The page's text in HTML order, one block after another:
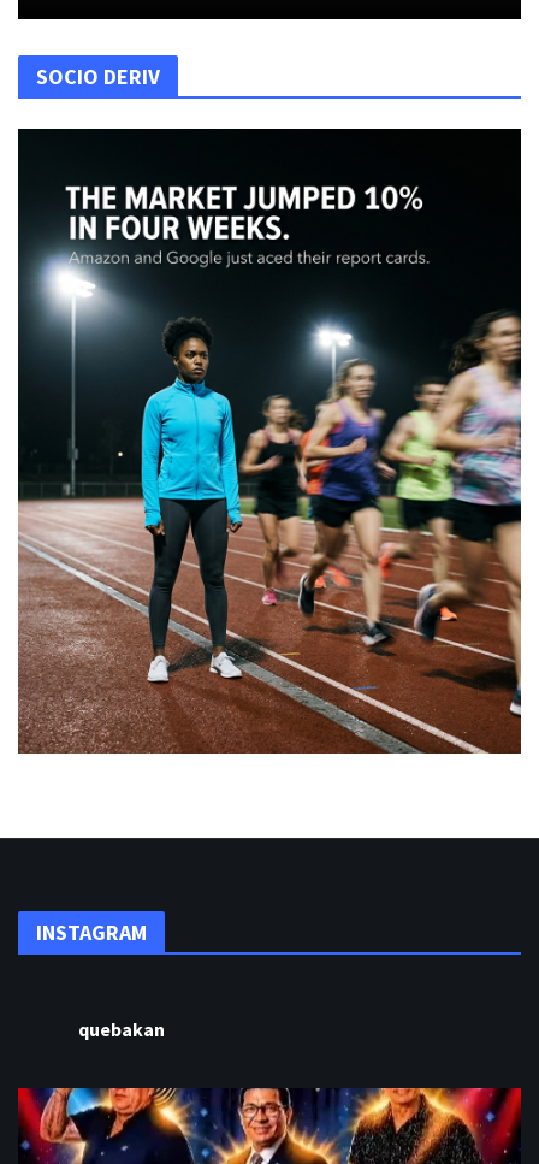
SOCIO DERIV
INSTAGRAM
quebakan